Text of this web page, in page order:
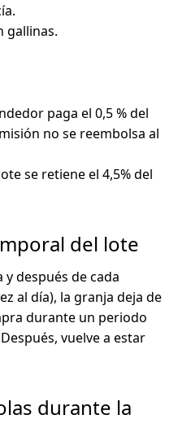
gallinas.
paga el 0,5 % del
no se reembolsa al
se retiene el 4,5% del
del lote
después de cada
al día), la granja deja de
durante un periodo
vuelve a estar
durante la